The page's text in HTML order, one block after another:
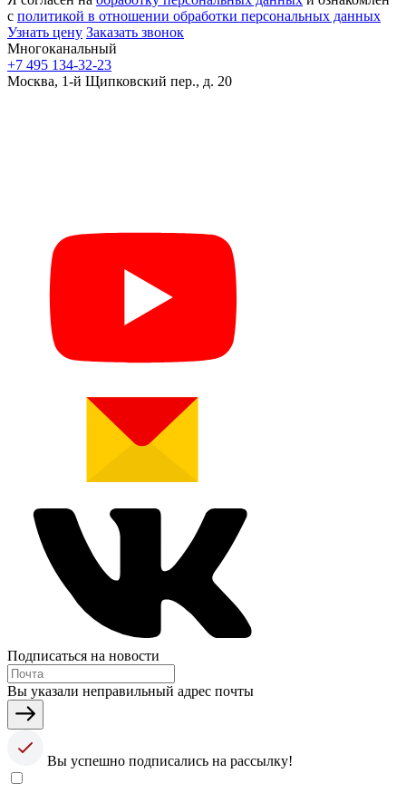
с политикой в отношении обработки персональных данных
Узнать цену Заказать звонок
Многоканальный
+7 495 134-32-23
Москва, 1-й Щипковский пер., д. 20
Подписаться на новости
Вы указали неправильный адрес почты
Вы успешно подписались на рассылку!